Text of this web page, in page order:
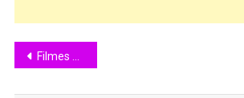
Filmes da Semana na Sessão da Tarde – 23/02/2026 – 27/02/2026